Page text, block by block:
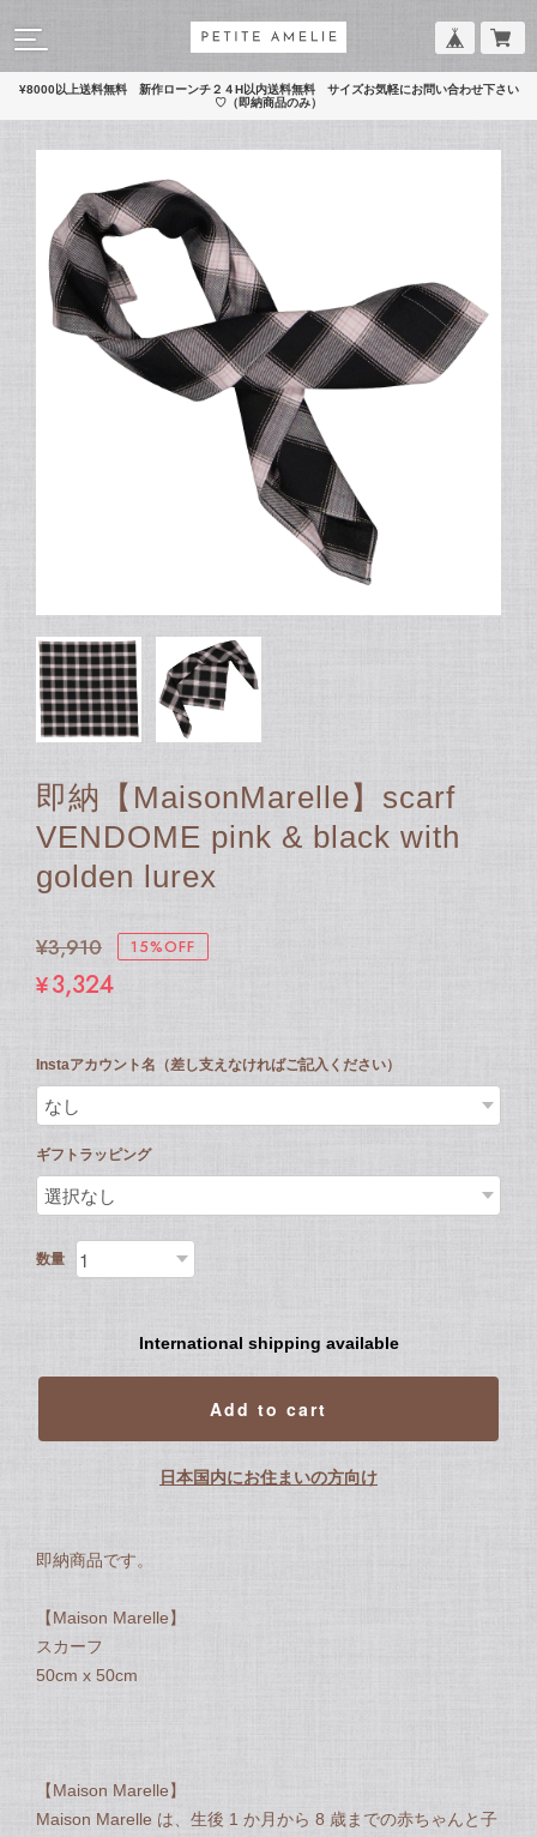
¥8000以上送料無料 新作ローンチ２４H以内送料無料 サイズお気軽にお問い合わせ下さい
♡（即納商品のみ）
即納【MaisonMarelle】scarf
VENDOME pink & black with
golden lurex
¥3,910 15%OFF
¥3,324
Instaアカウント名（差し支えなければご記入ください）
ギフトラッピング
数量
International shipping available
Add to cart
日本国内にお住まいの方向け
即納商品です。
【Maison Marelle】
スカーフ
50cm x 50cm
【Maison Marelle】
Maison Marelle は、生後 1 か月から 8 歳までの赤ちゃんと子